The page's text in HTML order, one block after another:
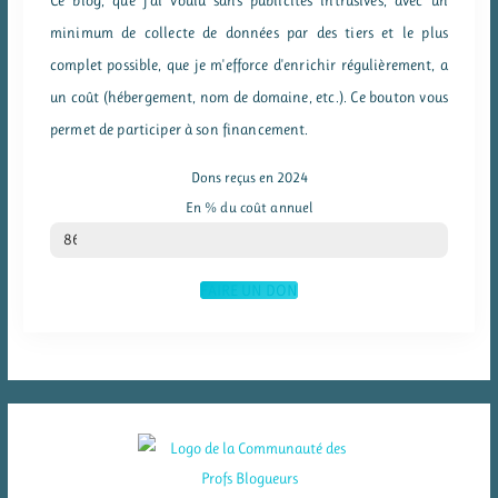
minimum de collecte de données par des tiers et le plus
complet possible, que je m'efforce d'enrichir régulièrement, a
un coût (hébergement, nom de domaine, etc.). Ce bouton vous
permet de participer à son financement.
Dons reçus en 2024
En % du coût annuel
% du coût annuel
86
FAIRE UN DON